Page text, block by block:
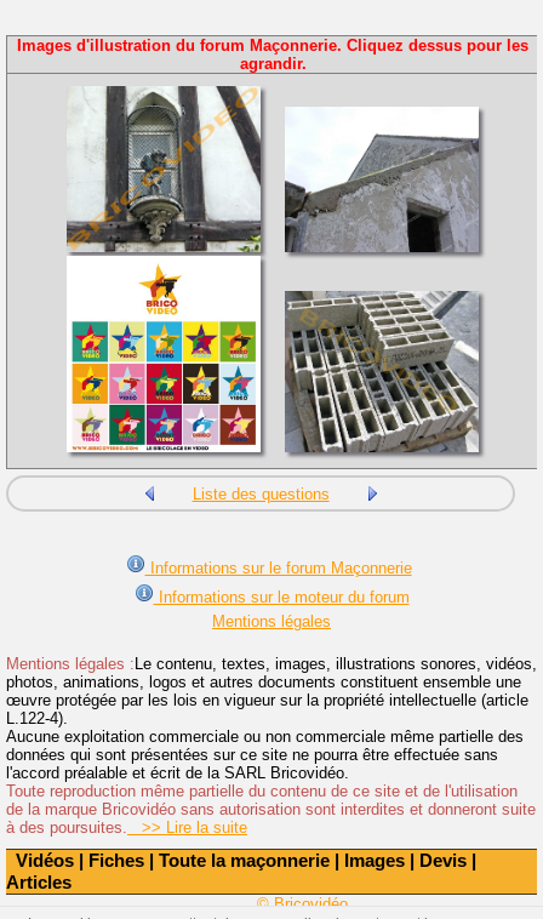
Vidéos | Fiches | Toute la maçonnerie | Images | Devis |
Articles
Images d'illustration du forum Maçonnerie. Cliquez dessus pour les
agrandir.
Liste des questions
Informations sur le forum Maçonnerie
Informations sur le moteur du forum
Mentions légales
Mentions légales :Le contenu, textes, images, illustrations sonores, vidéos,
photos, animations, logos et autres documents constituent ensemble une
œuvre protégée par les lois en vigueur sur la propriété intellectuelle (article
L.122-4).
Aucune exploitation commerciale ou non commerciale même partielle des
données qui sont présentées sur ce site ne pourra être effectuée sans
l'accord préalable et écrit de la SARL Bricovidéo.
Toute reproduction même partielle du contenu de ce site et de l'utilisation
de la marque Bricovidéo sans autorisation sont interdites et donneront suite
à des poursuites.
>> Lire la suite
© Bricovidéo